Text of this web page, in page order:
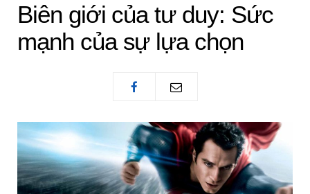
Biên giới của tư duy: Sức
mạnh của sự lựa chọn